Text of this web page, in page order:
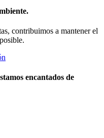
contribuimos a mantener el
encantados de